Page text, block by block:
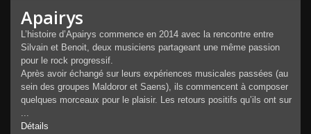
Apairys
L’histoire d’Apairys commence en 2014 avec la rencontre entre
Silvain et Benoit, deux musiciens partageant une même passion
pour le rock progressif.
Après avoir échangé sur leurs expériences musicales passées (au
sein des groupes Maldoror et Saens), ils commencent à composer
quelques morceaux pour le plaisir. Les retours positifs qu’ils ont sur
...
Détails